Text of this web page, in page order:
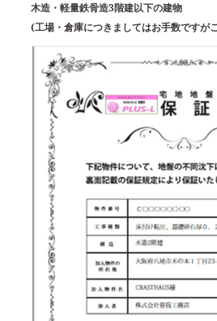
木造・軽量鉄骨造3階建以下の建物
(工場・倉庫につきましてはお手数ですが